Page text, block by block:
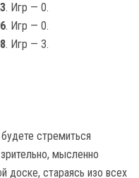
. Игр — 0.
. Игр — 0.
. Игр — 3.
стремиться
мысленно
доске, стараясь изо всех